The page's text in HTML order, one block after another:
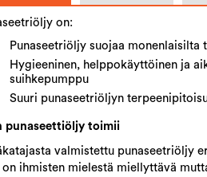
on:
Punaseetriöljy suojaa monenlaisilta
Hygieeninen, helppokäyttöinen ja
suihkepumppu
Suuri punaseetriöljyn
punaseettiöljy toimii
valmistettu punaseetriöljy
on ihmisten mielestä miellyttävä